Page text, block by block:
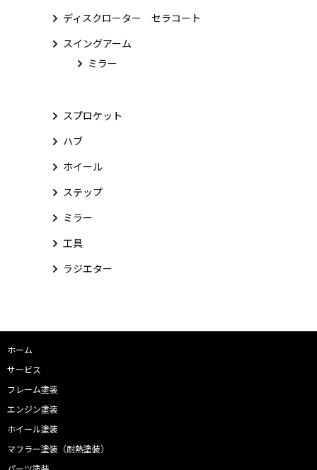
ディスクローター セラコート
スイングアーム
ミラー
スプロケット
ハブ
ホイール
ステップ
ミラー
工具
ラジエター
ホーム
サービス
フレーム塗装
エンジン塗装
ホイール塗装
マフラー塗装（耐熱塗装）